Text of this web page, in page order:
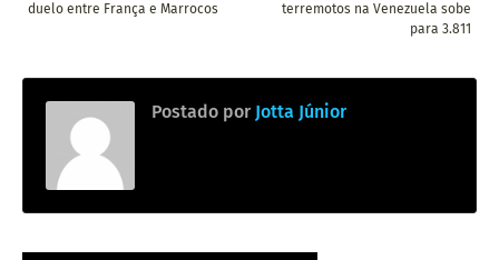
terremotos na Venezuela sobe
para 3.811
duelo entre França e Marrocos
Postado por Jotta Júnior